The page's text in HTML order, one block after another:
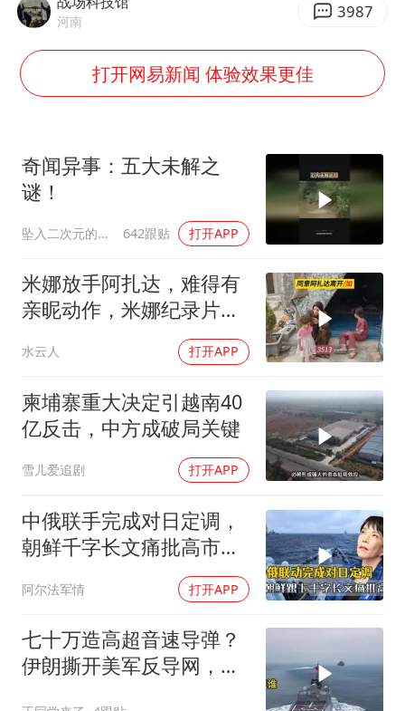
台风白海豚最新路径研判来了
OpenAI为免费用户升级GPT-5.6 Luna
我国编制完成新版全月地质图
“深圳地面沉降致车辆损坏”不实
男子结婚8年发现3个女儿均非亲生
奋进开新局 实干挑大梁
河南 3987
打开网易新闻 体验效果更佳
奇闻异事：五大未解之
谜！
坠入二次元的海洋 642跟贴 打开APP
米娜放手阿扎达，难得有
亲昵动作，米娜纪录片
水云人 打开APP
柬埔寨重大决定引越南40
亿反击，中方成破局关键
雪儿爱追剧 打开APP
中俄联手完成对日定调，
朝鲜千字长文痛批高市，
阿尔法军情 打开APP
七十万造高超音速导弹？
伊朗撕开美军反导网，炸